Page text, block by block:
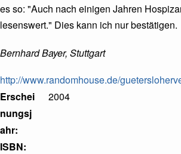
es so: "Auch nach einigen Jahren
lesenswert." Dies kann ich nur bestätigen.
Bernhard Bayer, Stuttgart
http://www.randomhouse.de/
Erschei
nungsj
ahr
2004
ISBN